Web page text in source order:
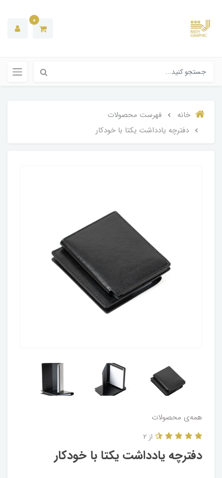
0
خانه
فهرست محصولات
دفترچه یادداشت یکتا با خودکار
همه‌ی محصولات
دفترچه یادداشت یکتا با خودکار
از 2